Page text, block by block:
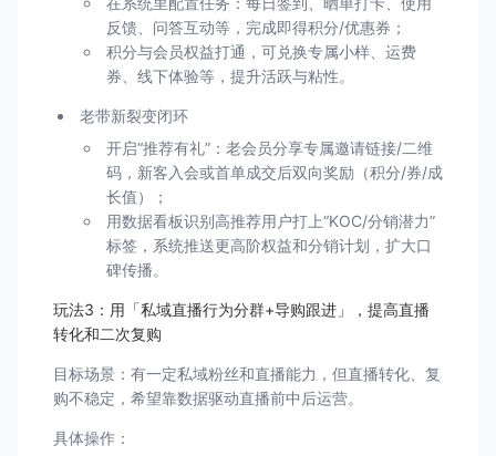
反馈、问答互动等，完成即得积分/优惠券；
积分与会员权益打通，可兑换专属小样、运费
券、线下体验等，提升活跃与粘性。
老带新裂变闭环
开启“推荐有礼”：老会员分享专属邀请链接/二维
码，新客入会或首单成交后双向奖励（积分/券/成
长值）；
用数据看板识别高推荐用户打上“KOC/分销潜力”
标签，系统推送更高阶权益和分销计划，扩大口
碑传播。
玩法3：用「私域直播行为分群+导购跟进」，提高直播
转化和二次复购
目标场景：有一定私域粉丝和直播能力，但直播转化、复
购不稳定，希望靠数据驱动直播前中后运营。
具体操作：